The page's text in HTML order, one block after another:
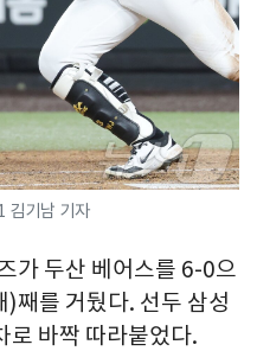
김기남 기자
가 두산 베어스를 6-0으
째를 거뒀다. 선두 삼성
로 바짝 따라붙었다.